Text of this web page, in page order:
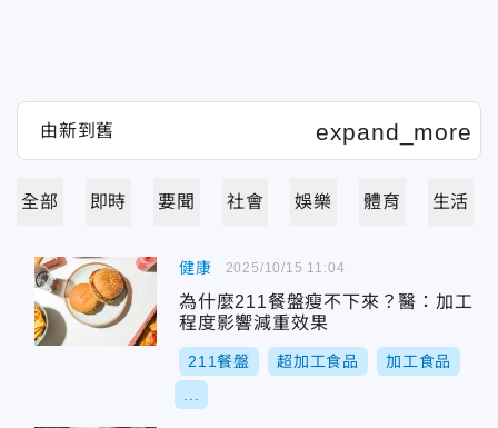
全部 即時 要聞 社會 娛樂 體育 生活
健康
為什麼211餐盤瘦不下來？醫：加工
程度影響減重效果
211餐盤 超加工食品 加工食品
2025/10/15 11:04